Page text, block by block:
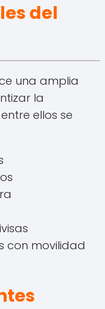
del
una amplia
la
ellos se
con movilidad